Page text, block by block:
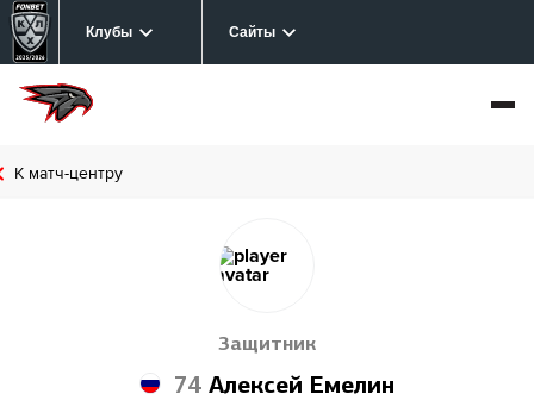
Клубы Сайты
К матч-центру
Защитник
74 Алексей Емелин